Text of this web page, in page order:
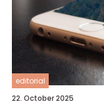
editorial
22. October 2025